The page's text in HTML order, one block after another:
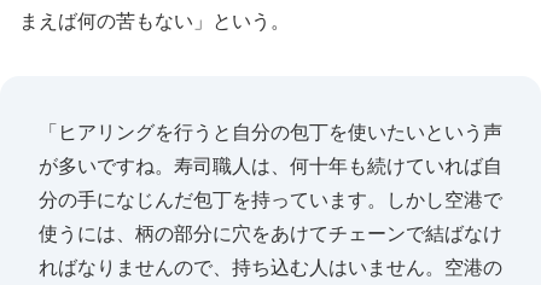
まえば何の苦もない」という。
「ヒアリングを行うと自分の包丁を使いたいという声
が多いですね。寿司職人は、何十年も続けていれば自
分の手になじんだ包丁を持っています。しかし空港で
使うには、柄の部分に穴をあけてチェーンで結ばなけ
ればなりませんので、持ち込む人はいません。空港の